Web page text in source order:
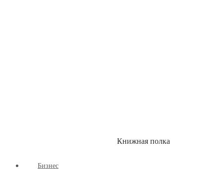
Книжная полка
Бизнес